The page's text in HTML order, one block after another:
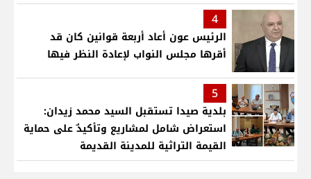
4
الرئيس عون أعاد أربعة قوانين كان قد
أقرها مجلس النواب لإعادة النظر فيها
5
بلدية صيدا تستقبل السيد محمد زيدان:
استعراض شامل لمشاريع وتأكيدٌ على حماية
القيمة التراثية للمدينة القديمة